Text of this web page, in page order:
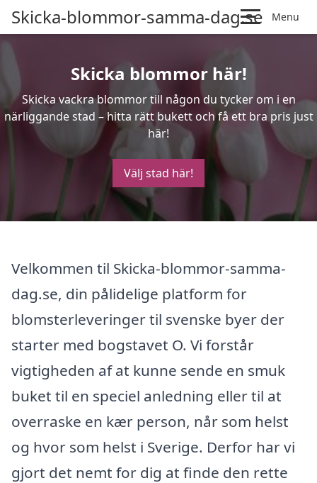
Skicka-blommor-samma-dag.se Menu
Skicka blommor här!
Skicka vackra blommor till någon du tycker om i en
närliggande stad – hitta rätt bukett och få ett bra pris just
här!
Välj stad här!
Velkommen til Skicka-blommor-samma-
dag.se, din pålidelige platform for
blomsterleveringer til svenske byer der
starter med bogstavet O. Vi forstår
vigtigheden af at kunne sende en smuk
buket til en speciel anledning eller til at
overraske en kær person, når som helst
og hvor som helst i Sverige. Derfor har vi
gjort det nemt for dig at finde den rette